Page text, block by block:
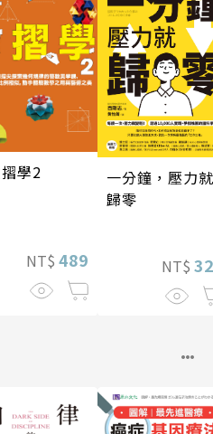
學2
NT$ 489
一分鐘，壓力就
歸零
NT$